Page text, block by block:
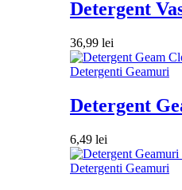
Detergent
36,99 lei
Detergenti Geamuri
Detergent
6,49 lei
Detergenti Geamuri